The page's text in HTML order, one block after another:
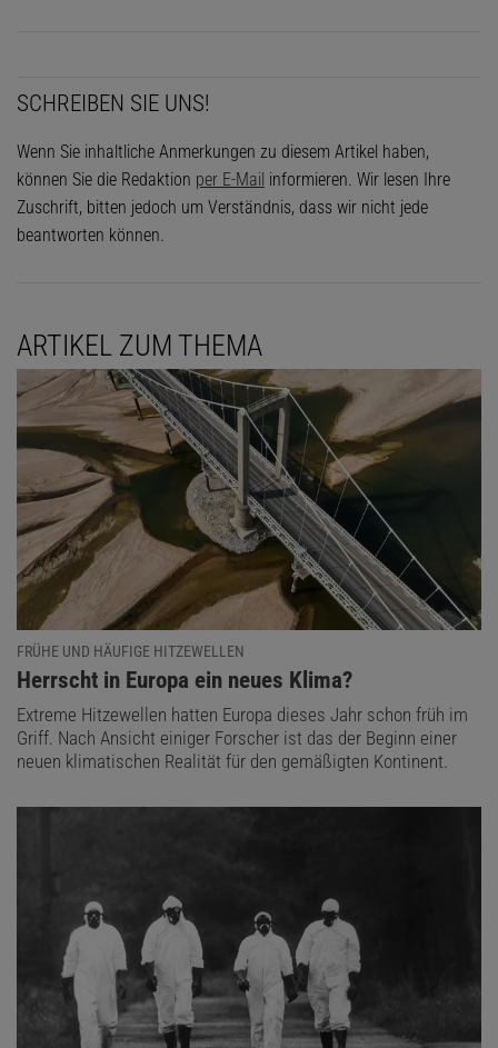
SCHREIBEN SIE UNS!
Wenn Sie inhaltliche Anmerkungen zu diesem Artikel haben,
können Sie die Redaktion per E-Mail informieren. Wir lesen Ihre
Zuschrift, bitten jedoch um Verständnis, dass wir nicht jede
beantworten können.
ARTIKEL ZUM THEMA
FRÜHE UND HÄUFIGE HITZEWELLEN
:
Herrscht in Europa ein neues Klima?
Extreme Hitzewellen hatten Europa dieses Jahr schon früh im
Griff. Nach Ansicht einiger Forscher ist das der Beginn einer
neuen klimatischen Realität für den gemäßigten Kontinent.